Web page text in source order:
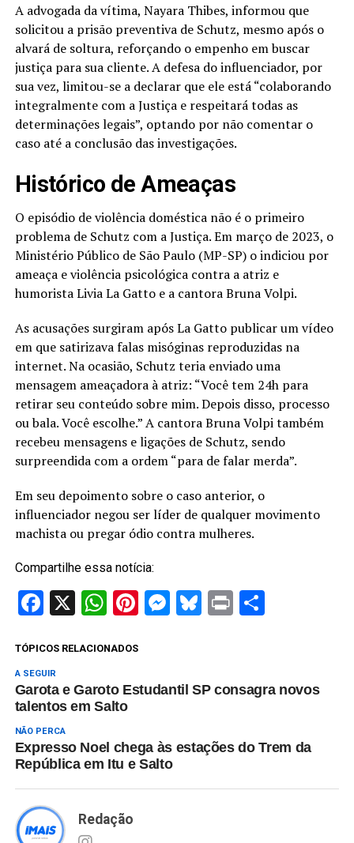
A advogada da vítima, Nayara Thibes, informou que
solicitou a prisão preventiva de Schutz, mesmo após o
alvará de soltura, reforçando o empenho em buscar
justiça para sua cliente. A defesa do influenciador, por
sua vez, limitou-se a declarar que ele está “colaborando
integralmente com a Justiça e respeitará todas as
determinações legais”, optando por não comentar o
caso até a conclusão das investigações.
Histórico de Ameaças
O episódio de violência doméstica não é o primeiro
problema de Schutz com a Justiça. Em março de 2023, o
Ministério Público de São Paulo (MP-SP) o indiciou por
ameaça e violência psicológica contra a atriz e
humorista Livia La Gatto e a cantora Bruna Volpi.
As acusações surgiram após La Gatto publicar um vídeo
em que satirizava falas misóginas reproduzidas na
internet. Na ocasião, Schutz teria enviado uma
mensagem ameaçadora à atriz: “Você tem 24h para
retirar seu conteúdo sobre mim. Depois disso, processo
ou bala. Você escolhe.” A cantora Bruna Volpi também
recebeu mensagens e ligações de Schutz, sendo
surpreendida com a ordem “para de falar merda”.
Em seu depoimento sobre o caso anterior, o
influenciador negou ser líder de qualquer movimento
machista ou pregar ódio contra mulheres.
Compartilhe essa notícia:
Facebook
X WhatsApp
Pinterest
Messenger
Bluesky
PrintShare
TÓPICOS RELACIONADOS
A SEGUIR
Garota e Garoto Estudantil SP consagra novos
talentos em Salto
NÃO PERCA
Expresso Noel chega às estações do Trem da
República em Itu e Salto
Redação